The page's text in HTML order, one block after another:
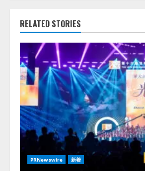
RELATED STORIES
PRNewswire 新着